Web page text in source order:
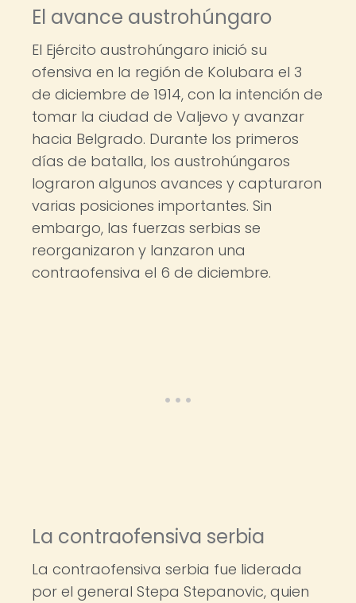
El avance austrohúngaro
El Ejército austrohúngaro inició su
ofensiva en la región de Kolubara el 3
de diciembre de 1914, con la intención de
tomar la ciudad de Valjevo y avanzar
hacia Belgrado. Durante los primeros
días de batalla, los austrohúngaros
lograron algunos avances y capturaron
varias posiciones importantes. Sin
embargo, las fuerzas serbias se
reorganizaron y lanzaron una
contraofensiva el 6 de diciembre.
La contraofensiva serbia
La contraofensiva serbia fue liderada
por el general Stepa Stepanovic, quien